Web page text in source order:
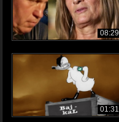
08:29
01:31